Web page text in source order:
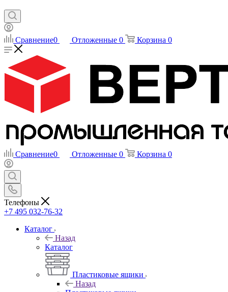
Сравнение0 Отложенные 0 Корзина 0
Сравнение0 Отложенные 0 Корзина 0
Телефоны
+7 495 032-76-32
Каталог
Назад
Каталог
Пластиковые ящики
Назад